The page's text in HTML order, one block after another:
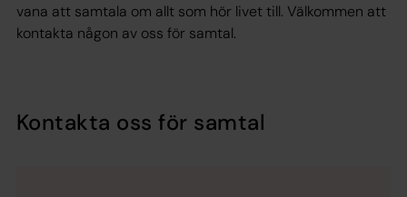
vana att samtala om allt som hör livet till. Välkommen att
kontakta någon av oss för samtal.
Kontakta oss för samtal